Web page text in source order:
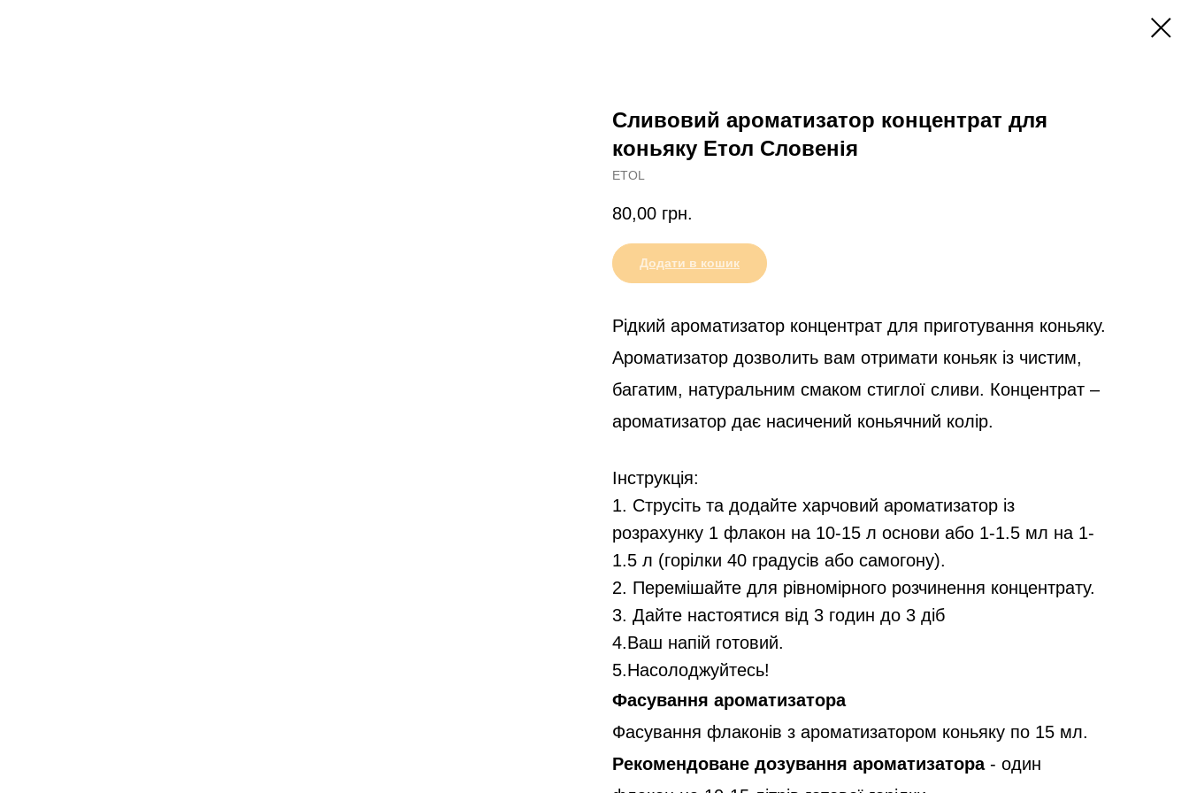
Сливовий ароматизатор концентрат для
коньяку Етол Словенія
ETOL
80,00 грн.
Додати в кошик
Рідкий ароматизатор концентрат для приготування коньяку.
Ароматизатор дозволить вам отримати коньяк із чистим,
багатим, натуральним смаком стиглої сливи. Концентрат –
ароматизатор дає насичений коньячний колір.
Інструкція:
1. Струсіть та додайте харчовий ароматизатор із
розрахунку 1 флакон на 10-15 л основи або 1-1.5 мл на 1-
1.5 л (горілки 40 градусів або самогону).
2. Перемішайте для рівномірного розчинення концентрату.
3. Дайте настоятися від 3 годин до 3 діб
4.Ваш напій готовий.
5.Насолоджуйтесь!
Фасування ароматизатора
Фасування флаконів з ароматизатором коньяку по 15 мл.
Рекомендоване дозування ароматизатора- один